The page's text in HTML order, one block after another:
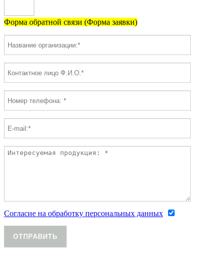
Форма обратной связи (Форма заявки)
Согласие на обработку персональных данных
ОТПРАВИТЬ